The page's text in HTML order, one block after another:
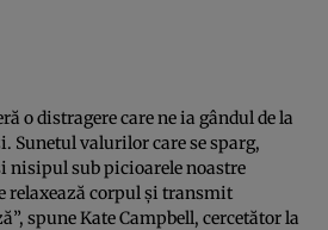
o distragere care ne ia gândul de la
Sunetul valurilor care se sparg,
nisipul sub picioarele noastre
relaxează corpul și transmit
spune Kate Campbell, cercetător la